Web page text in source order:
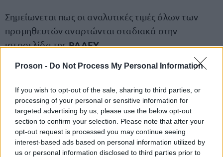
Proson - Do Not Process My Personal Information
If you wish to opt-out of the sale, sharing to third parties, or
processing of your personal or sensitive information for
targeted advertising by us, please use the below opt-out
section to confirm your selection. Please note that after your
opt-out request is processed you may continue seeing
interest-based ads based on personal information utilized by
us or personal information disclosed to third parties prior to
Σημείωνεται πως οι αναλυτικές τιμές όλων των
προμηθευτών αναρτώνται σταδιακά στην
ιστοσελίδα τηςΡΑΑΕΥ.
ΔΕΗ τον Φεβρουάριο
Χαμηλότερες χρεώσεις για το«πράσινο»
τιμολόγιο του Φεβρουαρίου σε σχέση με τον
Ιανουάριο ανακοίνωσε η ΔΕΗ.